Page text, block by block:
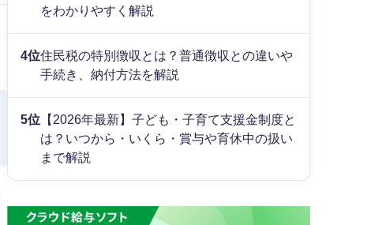
をわかりやすく解説
4位住民税の特別徴収とは？普通徴収との違いや
手続き、納付方法を解説
5位 【2026年最新】子ども・子育て支援金制度と
は？いつから・いくら・賞与や育休中の扱い
まで解説